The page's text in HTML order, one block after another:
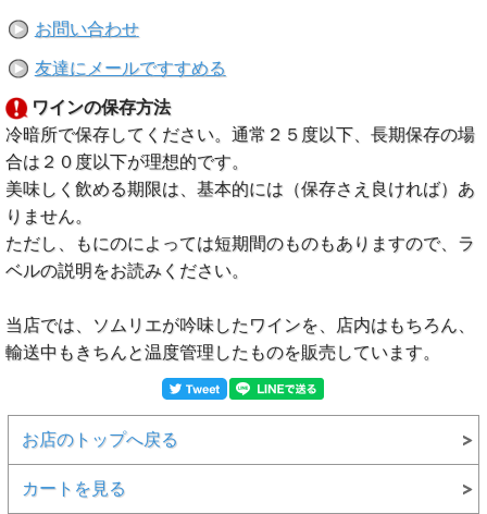
お問い合わせ
友達にメールですすめる
ワインの保存方法
冷暗所で保存してください。通常２５度以下、長期保存の場
合は２０度以下が理想的です。
美味しく飲める期限は、基本的には（保存さえ良ければ）あ
りません。
ただし、もにのによっては短期間のものもありますので、ラ
ベルの説明をお読みください。
当店では、ソムリエが吟味したワインを、店内はもちろん、
輸送中もきちんと温度管理したものを販売しています。
お店のトップへ戻る
カートを見る